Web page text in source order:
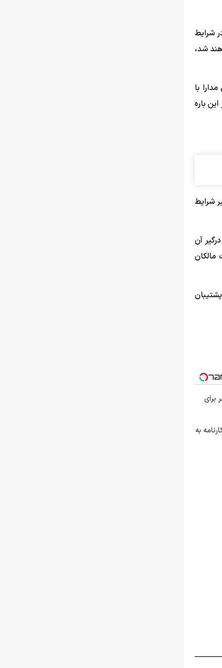
شرایط
شد،
با
باره
شرایط
آن
برای
به